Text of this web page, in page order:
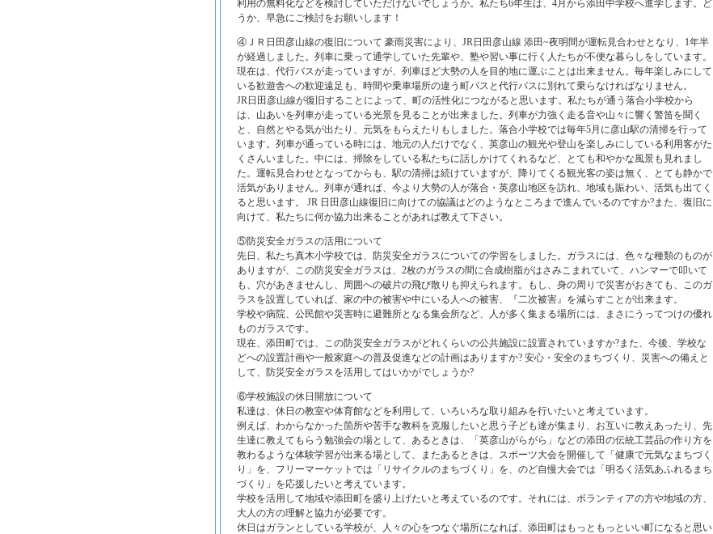
利用の無料化などを検討していただけないでしょうか。私たち6年生は、4月から添田中学校へ進学します。ど
うか、早急にご検討をお願いします！
④ＪＲ日田彦山線の復旧について 豪雨災害により、JR日田彦山線 添田~夜明間が運転見合わせとなり、1年半
が経過しました。列車に乗って通学していた先輩や、塾や習い事に行く人たちが不便な暮らしをしています。
現在は、代行バスが走っていますが、列車ほど大勢の人を目的地に運ぶことは出来ません。毎年楽しみにして
いる歓遊舎への歓迎遠足も、時間や乗車場所の違う町バスと代行バスに別れて乗らなければなりません。
JR日田彦山線が復旧することによって、町の活性化につながると思います。私たちが通う落合小学校から
は、山あいを列車が走っている光景を見ることが出来ました。列車が力強く走る音や山々に響く警笛を聞く
と、自然とやる気が出たり、元気をもらえたりもしました。落合小学校では毎年5月に彦山駅の清掃を行って
います。列車が通っている時には、地元の人だけでなく、英彦山の観光や登山を楽しみにしている利用客がた
くさんいました。中には、掃除をしている私たちに話しかけてくれるなど、とても和やかな風景も見れまし
た。運転見合わせとなってからも、駅の清掃は続けていますが、降りてくる観光客の姿は無く、とても静かで
活気がありません。列車が通れば、今より大勢の人が落合・英彦山地区を訪れ、地域も賑わい、活気も出てく
ると思います。 JR 日田彦山線復旧に向けての協議はどのようなところまで進んでいるのですか?また、復旧に
向けて、私たちに何か協力出来ることがあれば教えて下さい。
⑤防災安全ガラスの活用について
先日、私たち真木小学校では、防災安全ガラスについての学習をしました。ガラスには、色々な種類のものが
ありますが、この防災安全ガラスは、2枚のガラスの間に合成樹脂がはさみこまれていて、ハンマーで叩いて
も、穴があきませんし、周囲への破片の飛び散りも抑えられます。もし、身の周りで災害がおきても、このガ
ラスを設置していれば、家の中の被害や中にいる人への被害、『二次被害』を減らすことが出来ます。
学校や病院、公民館や災害時に避難所となる集会所など、人が多く集まる場所には、まさにうってつけの優れ
ものガラスです。
現在、添田町では、この防災安全ガラスがどれくらいの公共施設に設置されていますか?また、今後、学校な
どへの設置計画や一般家庭への普及促進などの計画はありますか? 安心・安全のまちづくり、災害への備えと
して、防災安全ガラスを活用してはいかがでしょうか?
⑥学校施設の休日開放について
私達は、休日の教室や体育館などを利用して、いろいろな取り組みを行いたいと考えています。
例えば、わからなかった箇所や苦手な教科を克服したいと思う子ども達が集まり、お互いに教えあったり、先
生達に教えてもらう勉強会の場として、あるときは、「英彦山がらがら」などの添田の伝統工芸品の作り方を
教わるような体験学習が出来る場として、またあるときは、スポーツ大会を開催して「健康で元気なまちづく
り」を、フリーマーケットでは「リサイクルのまちづくり」を、のど自慢大会では「明るく活気あふれるまち
づくり」を応援したいと考えています。
学校を活用して地域や添田町を盛り上げたいと考えているのです。それには、ボランティアの方や地域の方、
大人の方の理解と協力が必要です。
休日はガランとしている学校が、人々の心をつなぐ場所になれば、添田町はもっともっといい町になると思い